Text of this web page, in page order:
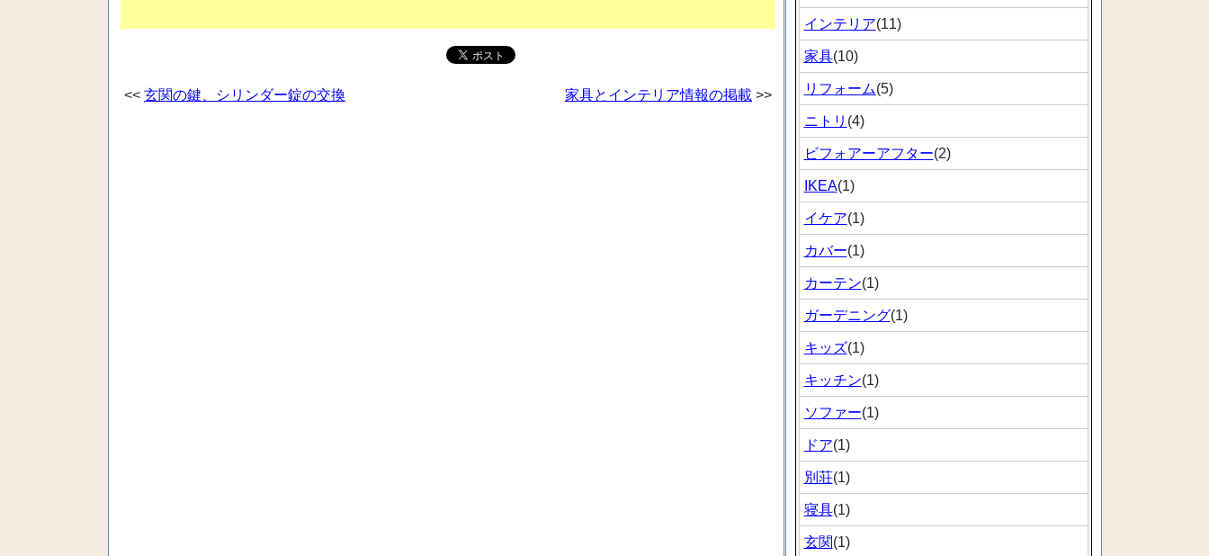
<< 玄関の鍵、シリンダー錠の交換 家具とインテリア情報の掲載 >>
インテリア(11)
家具(10)
リフォーム(5)
ニトリ (4)
ビフォアーアフター(2)
IKEA(1)
イケア(1)
カバー(1)
カーテン(1)
ガーデニング(1)
キッズ(1)
キッチン(1)
ソファー(1)
ドア(1)
別荘(1)
寝具(1)
玄関(1)